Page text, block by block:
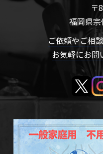
〒
福岡県
ご依頼やご相
お気軽にお問